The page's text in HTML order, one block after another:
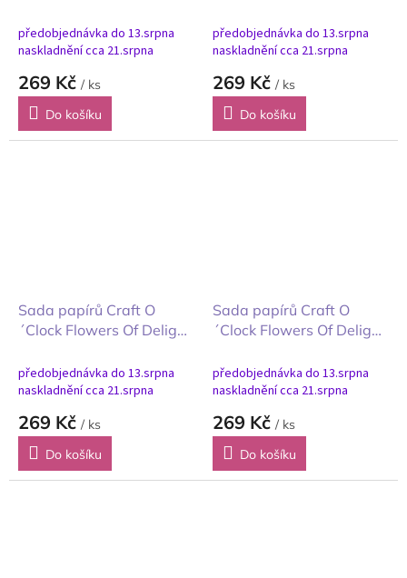
20x20cm
předobjednávka do 13.srpna
naskladnění cca 21.srpna
269 Kč / ks
Do košíku
předobjednávka do 13.srpna
naskladnění cca 21.srpna
269 Kč / ks
Do košíku
Sada papírů Craft O
´Clock Flowers Of Delight
20x20cm
předobjednávka do 13.srpna
naskladnění cca 21.srpna
269 Kč / ks
Do košíku
Sada papírů Craft O
´Clock Flowers Of Delight
20x20cm
předobjednávka do 13.srpna
naskladnění cca 21.srpna
269 Kč / ks
Do košíku